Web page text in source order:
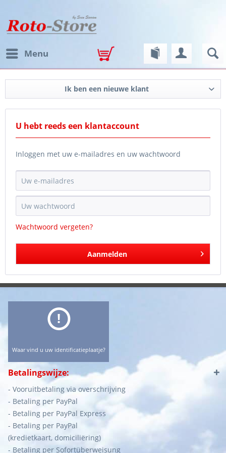
Menu
Ik ben een nieuwe klant
U hebt reeds een klantaccount
Inloggen met uw e-mailadres en uw wachtwoord
Wachtwoord vergeten?
Aanmelden
Waar vind u uw identificatieplaatje?
Betalingswijze:
- Vooruitbetaling via overschrijving
- Betaling per PayPal
- Betaling per PayPal Express
- Betaling per PayPal
(kredietkaart, domiciliëring)
- Betaling per Sofortüberweisung